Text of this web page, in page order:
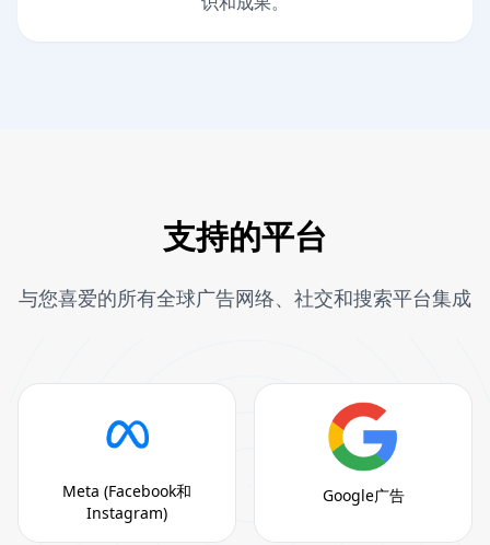
支持的平台
与您喜爱的所有全球广告网络、社交和搜索平台集成
Meta (Facebook和
Instagram)
Google广告